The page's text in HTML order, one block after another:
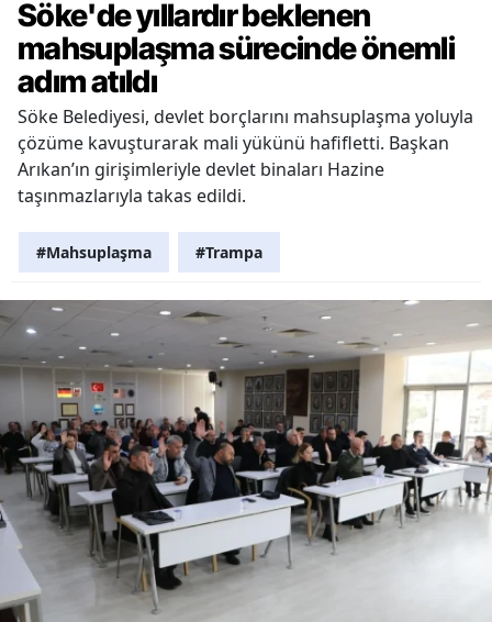
Söke'de yıllardır beklenen
mahsuplaşma sürecinde önemli
adım atıldı
Söke Belediyesi, devlet borçlarını mahsuplaşma yoluyla
çözüme kavuşturarak mali yükünü hafifletti. Başkan
Arıkan’ın girişimleriyle devlet binaları Hazine
taşınmazlarıyla takas edildi.
#Mahsuplaşma #Trampa